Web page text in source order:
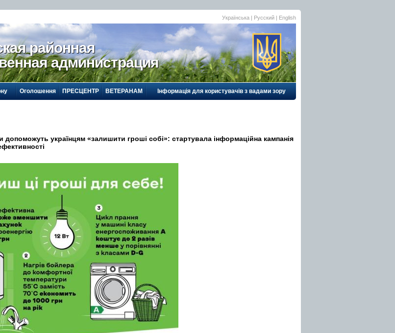
Українська | Русский | English
районная
администрация
Оголошення ПРЕСЦЕНТР ВЕТЕРАНАМ Інформація для користувачів з вадами зору
допоможуть українцям «залишити гроші собі»: стартувала інформаційна кампанія